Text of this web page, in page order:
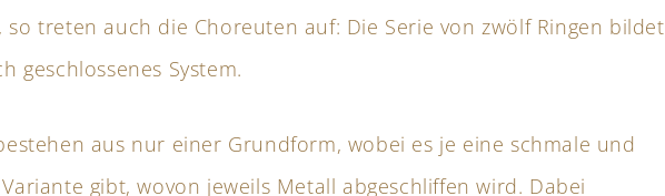
so treten auch die Choreuten auf: Die Serie von zwölf Ringen bildet
geschlossenes System.
aus nur einer Grundform, wobei es je eine schmale und
gibt, wovon jeweils Metall abgeschliffen wird. Dabei